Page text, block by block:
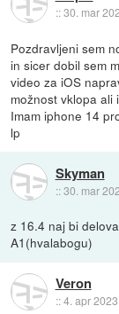
::30. mar
Pozdravljeni sem
in sicer dobil sem
video za iOS
možnost vklopa ali
Imam iphone 14
lp
Skyman
::30. mar
z 16.4 naj bi
A1(hvalabogu)
Veron
::4. apr